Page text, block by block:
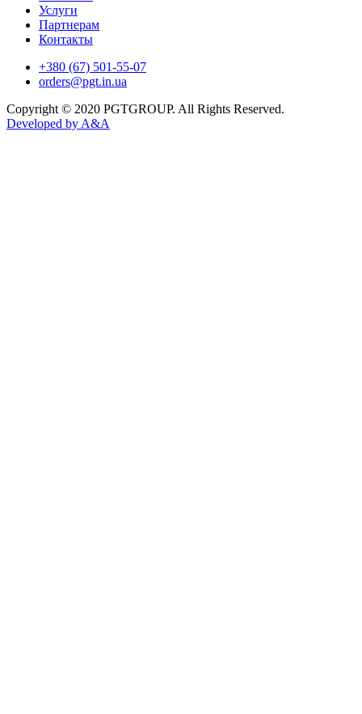
Услуги
Партнерам
Контакты
+380 (67) 501-55-07
orders@pgt.in.ua
Copyright © 2020 PGTGROUP. All Rights Reserved.
Developed byA&A